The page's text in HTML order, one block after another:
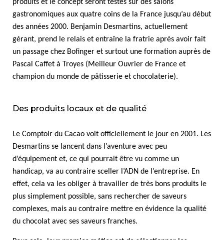
produits et le concept seront testés sur des salons
gastronomiques aux quatre coins de la France jusqu’au début
des années 2000. Benjamin Desmartins, actuellement
gérant, prend le relais et entraîne la fratrie après avoir fait
un passage chez Bofinger et surtout une formation auprès de
Pascal Caffet à Troyes (Meilleur Ouvrier de France et
champion du monde de pâtisserie et chocolaterie).
Des produits locaux et de qualité
Le Comptoir du Cacao voit officiellement le jour en 2001. Les
Desmartins se lancent dans l’aventure avec peu
d’équipement et, ce qui pourrait être vu comme un
handicap, va au contraire sceller l’ADN de l’entreprise. En
effet, cela va les obliger à travailler de très bons produits le
plus simplement possible, sans rechercher de saveurs
complexes, mais au contraire mettre en évidence la qualité
du chocolat avec ses saveurs franches.